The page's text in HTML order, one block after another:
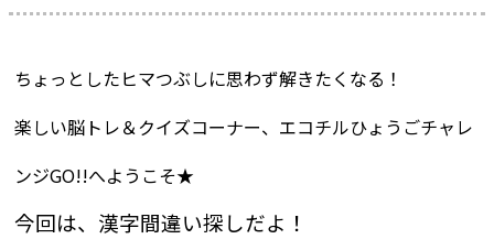
ちょっとしたヒマつぶしに思わず解きたくなる！
楽しい脳トレ＆クイズコーナー、エコチルひょうごチャレ
ンジGO!!へようこそ★
今回は、漢字間違い探しだよ！